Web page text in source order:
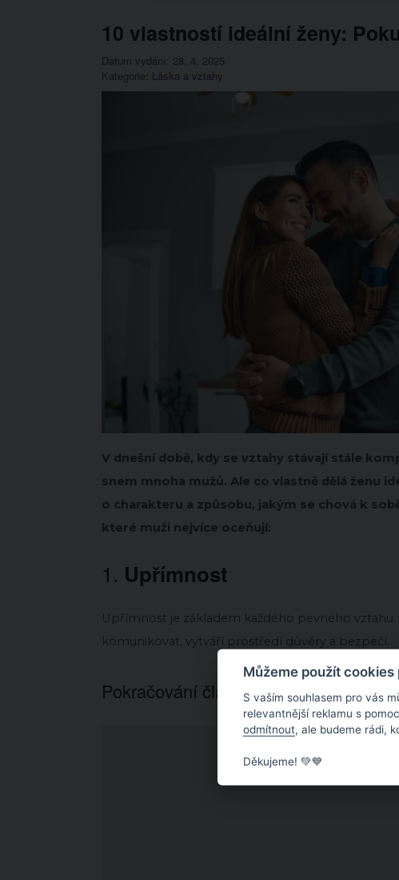
10 vlastností ideální ženy:
Datum vydání: 28. 4. 2025
Kategorie: Láska a vztahy
V dnešní době, kdy se vztahy stávají stále
snem mnoha mužů. Ale co vlastně dělá ženu
o charakteru a způsobu, jakým se chová k
které muži nejvíce oceňují:
1. Upřímnost
Upřímnost je základem každého pevného vztahu.
komunikovat, vytváří prostředí důvěry a bezpečí.
Pokračování článku níže...
Můžeme použít
S vaším souhlasem pro vás
relevantnější reklamu s
odmítnout, ale budeme rádi,
Děkujeme! 💚💙